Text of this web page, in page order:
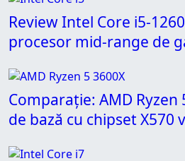
Review Intel Core i5-
procesor mid-range de
Comparație: AMD Ryzen
de bază cu chipset X570